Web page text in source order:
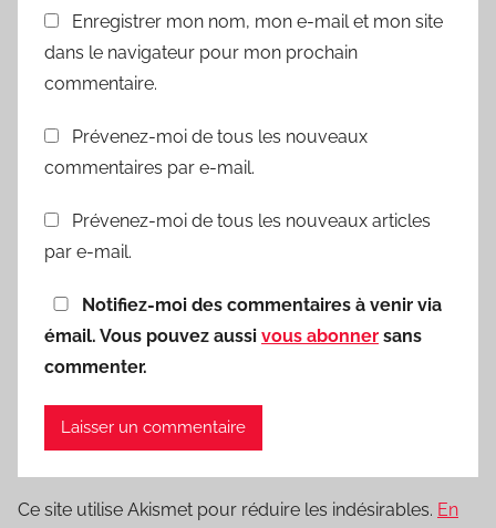
Enregistrer mon nom, mon e-mail et mon site
dans le navigateur pour mon prochain
commentaire.
Prévenez-moi de tous les nouveaux
commentaires par e-mail.
Prévenez-moi de tous les nouveaux articles
par e-mail.
Notifiez-moi des commentaires à venir via
émail. Vous pouvez aussi vous abonner sans
commenter.
Ce site utilise Akismet pour réduire les indésirables. En